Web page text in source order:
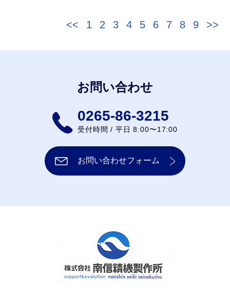
<< 1 2 3 4 5 6 7 8 9 >>
お問い合わせ
0265-86-3215
受付時間 / 平日 8:00〜17:00
お問い合わせフォーム